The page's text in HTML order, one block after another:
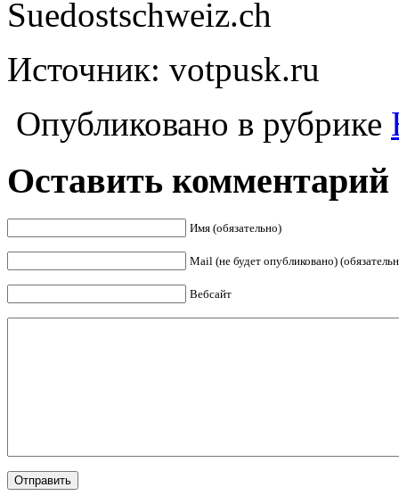
Suedostschweiz.ch
Источник: votpusk.ru
Опубликовано в рубрике
Оставить комментарий
Имя (обязательно)
Mail (не будет опубликовано)
Вебсайт